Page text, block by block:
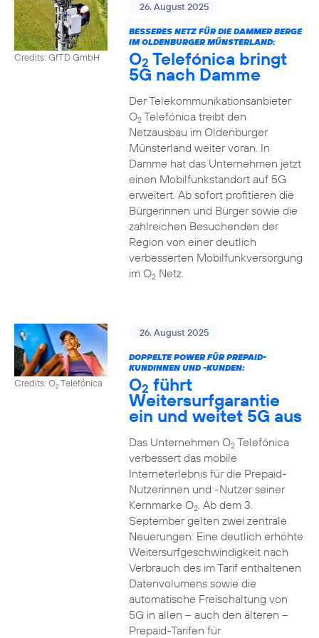
Credits: GfTD GmbH
26. August 2025
BESSERES NETZ FÜR DIE DAMMER BERGE
IM OLDENBURGER MÜNSTERLAND:
O2 Telefónica bringt
5G nach Damme
Der Telekommunikationsanbieter
O2Telefónica treibt den
Netzausbau im Oldenburger
Münsterland weiter voran. In
Damme hat das Unternehmen jetzt
einen Mobilfunkstandort auf 5G
erweitert. Ab sofort profitieren die
Bürgerinnen und Bürger sowie die
zahlreichen Besuchenden der
Region von einer deutlich
verbesserten Mobilfunkversorgung
im O2Netz.
Credits: O2Telefónica
26. August 2025
DOPPELTE POWER FÜR PREPAID-
KUNDINNEN UND -KUNDEN:
O2 führt
Weitersurfgarantie
ein und weitet 5G aus
Das Unternehmen O2Telefónica
verbessert das mobile
Interneterlebnis für die Prepaid-
Nutzerinnen und -Nutzer seiner
Kernmarke O2. Ab dem 3.
September gelten zwei zentrale
Neuerungen: Eine deutlich erhöhte
Weitersurfgeschwindigkeit nach
Verbrauch des im Tarif enthaltenen
Datenvolumens sowie die
automatische Freischaltung von
5G in allen – auch den älteren –
Prepaid-Tarifen für